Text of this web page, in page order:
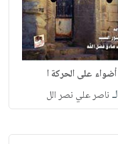
أضواء على الحركة ا
لـ ناصر علي نصر الل